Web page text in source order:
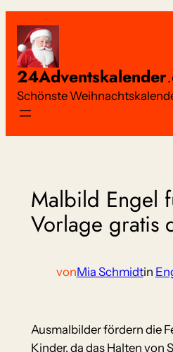
Inhalt
springen
24Adventskalender
Schönste
Malbild Engel
Vorlage gratis
vonMia Schmidtin
Ausmalbilder fördern die
Kinder, da das Halten von